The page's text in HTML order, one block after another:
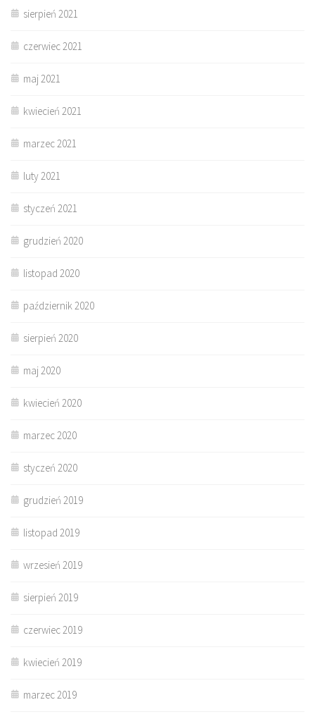
sierpień 2021
czerwiec 2021
maj 2021
kwiecień 2021
marzec 2021
luty 2021
styczeń 2021
grudzień 2020
listopad 2020
październik 2020
sierpień 2020
maj 2020
kwiecień 2020
marzec 2020
styczeń 2020
grudzień 2019
listopad 2019
wrzesień 2019
sierpień 2019
czerwiec 2019
kwiecień 2019
marzec 2019